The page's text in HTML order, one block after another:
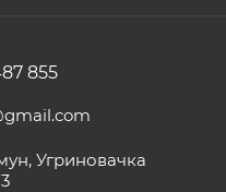
855
Угриновачка